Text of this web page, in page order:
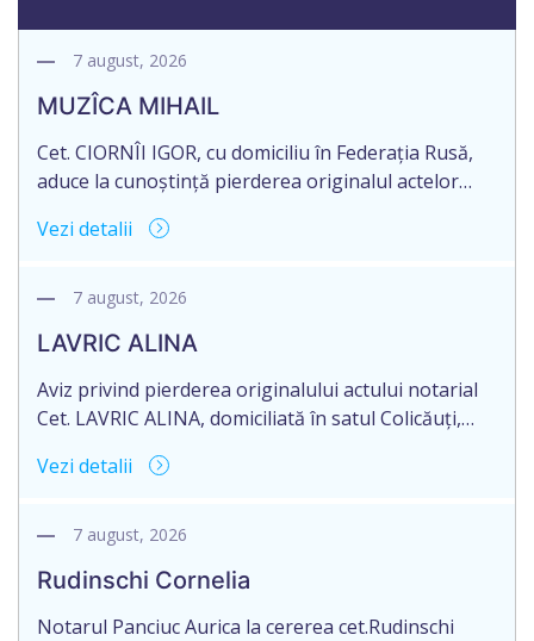
7 august, 2026
MUZÎCA MIHAIL
Cet. CIORNÎI IGOR, cu domiciliu în Federația Rusă,
aduce la cunoștință pierderea originalul actelor
transmitere-primire a locuinței în proprietate
or. Dondușeni.
Vezi detalii
7 august, 2026
LAVRIC ALINA
Aviz privind pierderea originalului actului notarial
Cet. LAVRIC ALINA, domiciliată în satul Colicăuți,
cunoștință pierderea originalul actului notarial:
agricol nr. 1961 din 05.05.2016, autentificat de
Vezi detalii
7 august, 2026
Rudinschi Cornelia
Notarul Panciuc Aurica la cererea cet.Rudinschi